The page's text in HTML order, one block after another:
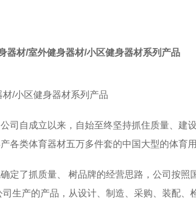
器材/室外健身器材/小区健身器材系列产品
/小区健身器材系列产品
自成立以来，自始至终坚持抓住质量、建
类体育器材五万多件套的中国大型的体育用
定了抓质量、 树品牌的经营思路，公司按照
生产的产品，从设计、制造、采购、装配、